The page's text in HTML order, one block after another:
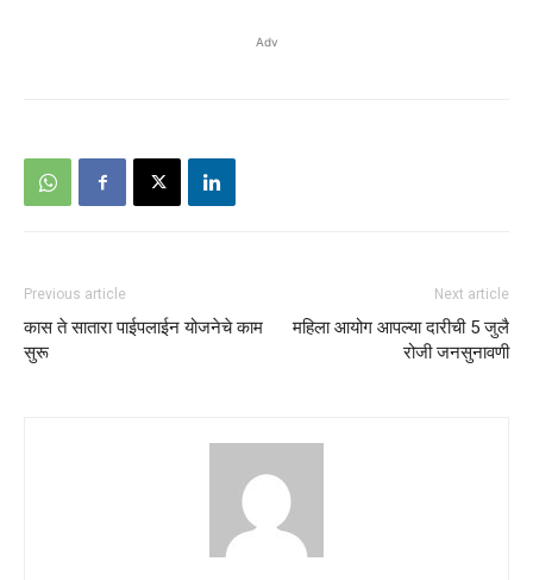
Adv
Previous article
कास ते सातारा पाईपलाईन योजनेचे काम
सुरू
Next article
महिला आयोग आपल्या दारीची 5 जुलै
रोजी जनसुनावणी